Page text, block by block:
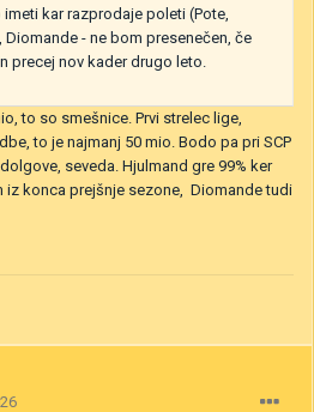
kar razprodaje poleti (Pote,
Diomande - ne bom presenečen, če
precej nov kader drugo leto.
to so smešnice. Prvi strelec lige,
to je najmanj 50 mio. Bodo pa pri SCP
seveda. Hjulmand gre 99% ker
konca prejšnje sezone, Diomande tudi